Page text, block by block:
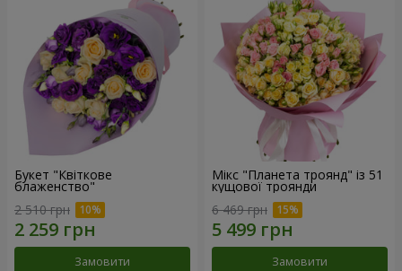
Букет "Квіткове
блаженство"
2 510 грн
Замовити
Мікс "Планета троянд" із 51
кущової троянди
6 469 грн
Замовити